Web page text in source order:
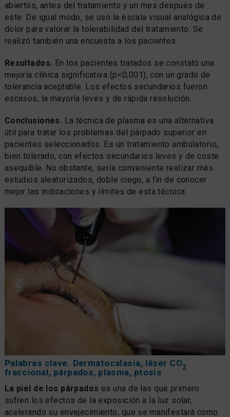
abiertos, antes del tratamiento y un mes después de
este. De igual modo, se usó la escala visual analógica de
dolor para valorar la tolerabilidad del tratamiento. Se
realizó también una encuesta a los pacientes.
Resultados. En los pacientes tratados se constató una
mejoría clínica significativa (p<0,001), con un grado de
tolerancia aceptable. Los efectos secundarios fueron
escasos, la mayoría leves y de rápida resolución.
Conclusiones. La técnica de plasma es una alternativa
útil para tratar los problemas del párpado superior en
pacientes seleccionados. Es un tratamiento ambulatorio,
bien tolerado, con efectos secundarios leves y de coste
asequible. No obstante, sería conveniente realizar más
estudios aleatorizados, doble ciego, a fin de conocer
mejor las indicaciones y límites de esta técnica.
Palabras clave. Dermatocalasia, láser CO2
fraccional, párpados, plasma, ptosis
La piel de los párpados es una de las que primero
sufren los efectos de la exposición a la luz solar,
acelerando su envejecimiento, que se manifestará como